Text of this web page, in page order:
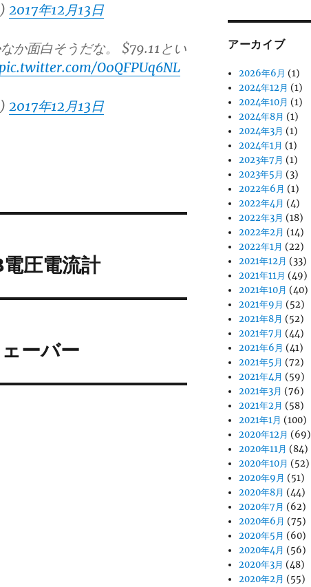
2017年12月13日
か面白そうだな。 $79.11とい
pic.twitter.com/O0QFPUq6NL
2017年12月13日
圧電流計
ーバー
アーカイブ
2026年6月 (1)
2024年12月 (1)
2024年10月 (1)
2024年8月 (1)
2024年3月 (1)
2024年1月 (1)
2023年7月 (1)
2023年5月 (3)
2022年6月 (1)
2022年4月 (4)
2022年3月 (18)
2022年2月 (14)
2022年1月 (22)
2021年12月 (33)
2021年11月 (49)
2021年10月 (40)
2021年9月 (52)
2021年8月 (52)
2021年7月 (44)
2021年6月 (41)
2021年5月 (72)
2021年4月 (59)
2021年3月 (76)
2021年2月 (58)
2021年1月 (100)
2020年12月 (69)
2020年11月 (84)
2020年10月 (52)
2020年9月 (51)
2020年8月 (44)
2020年7月 (62)
2020年6月 (75)
2020年5月 (60)
2020年4月 (56)
2020年3月 (48)
2020年2月 (55)